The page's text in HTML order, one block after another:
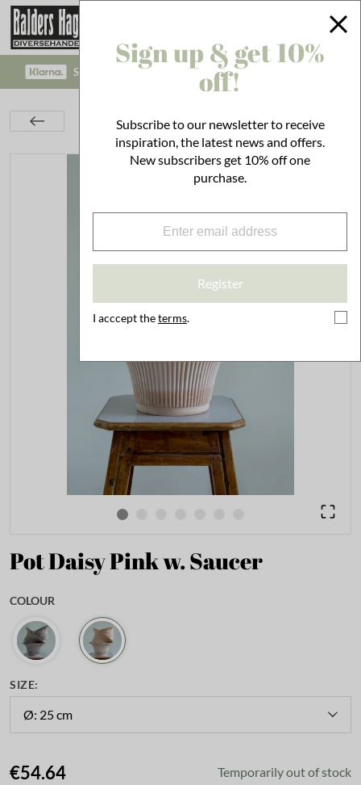
SAFE PAYMENT WITH KLARNA CHECKOUT!
Pot Daisy Pink w. Saucer
Pot Daisy Pink w. Saucer
COLOUR
SIZE:
Ø: 25 cm
€54.64 Temporarily out of stock
Sign up & get 10%
off!
Subscribe to our newsletter to receive
inspiration, the latest news and offers.
New subscribers get 10% off one
purchase.
Register
I acccept theterms.